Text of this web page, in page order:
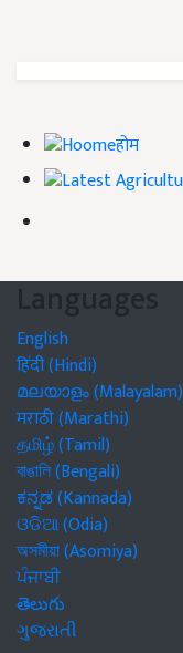
होम
Languages
English
हिंदी (Hindi)
മലയാളം (Malayalam)
मराठी (Marathi)
தமிழ் (Tamil)
বাঙালি (Bengali)
ಕನ್ನಡ (Kannada)
ଓଡିଆ (Odia)
অসমীয়া (Asomiya)
ਪੰਜਾਬੀ
తెలుగు
ગુજરાતી